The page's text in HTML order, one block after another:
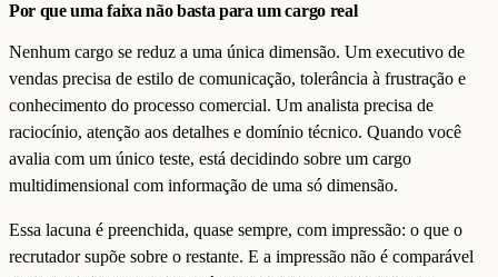
Por que uma faixa não basta para um cargo real
Nenhum cargo se reduz a uma única dimensão. Um executivo de
vendas precisa de estilo de comunicação, tolerância à frustração e
conhecimento do processo comercial. Um analista precisa de
raciocínio, atenção aos detalhes e domínio técnico. Quando você
avalia com um único teste, está decidindo sobre um cargo
multidimensional com informação de uma só dimensão.
Essa lacuna é preenchida, quase sempre, com impressão: o que o
recrutador supõe sobre o restante. E a impressão não é comparável